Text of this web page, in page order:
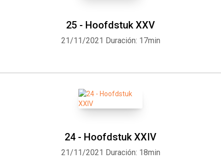
25 - Hoofdstuk XXV
21/11/2021 Duración: 17min
24 - Hoofdstuk XXIV
21/11/2021 Duración: 18min